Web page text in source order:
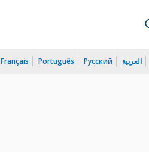
Français Português Русский العربية